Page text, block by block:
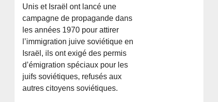
Unis et Israël ont lancé une
campagne de propagande dans
les années 1970 pour attirer
l’immigration juive soviétique en
Israël, ils ont exigé des permis
d’émigration spéciaux pour les
juifs soviétiques, refusés aux
autres citoyens soviétiques.